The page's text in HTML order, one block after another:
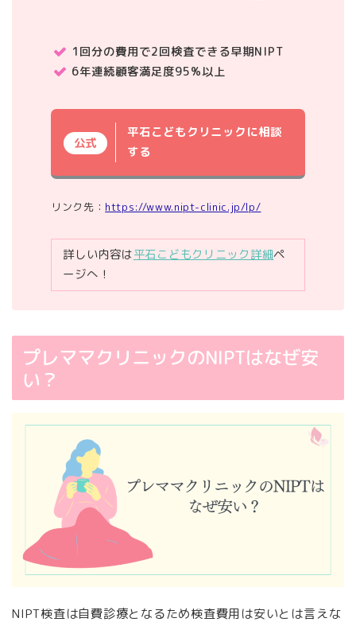
1回分の費用で2回検査できる早期NIPT
6年連続顧客満足度95%以上
公式
平石こどもクリニックに相談
する
リンク先： https://www.nipt-clinic.jp/lp/
詳しい内容は平石こどもクリニック詳細ペ
ージへ！
プレママクリニックのNIPTはなぜ安
い？
NIPT検査は自費診療となるため検査費用は安いとは言えな